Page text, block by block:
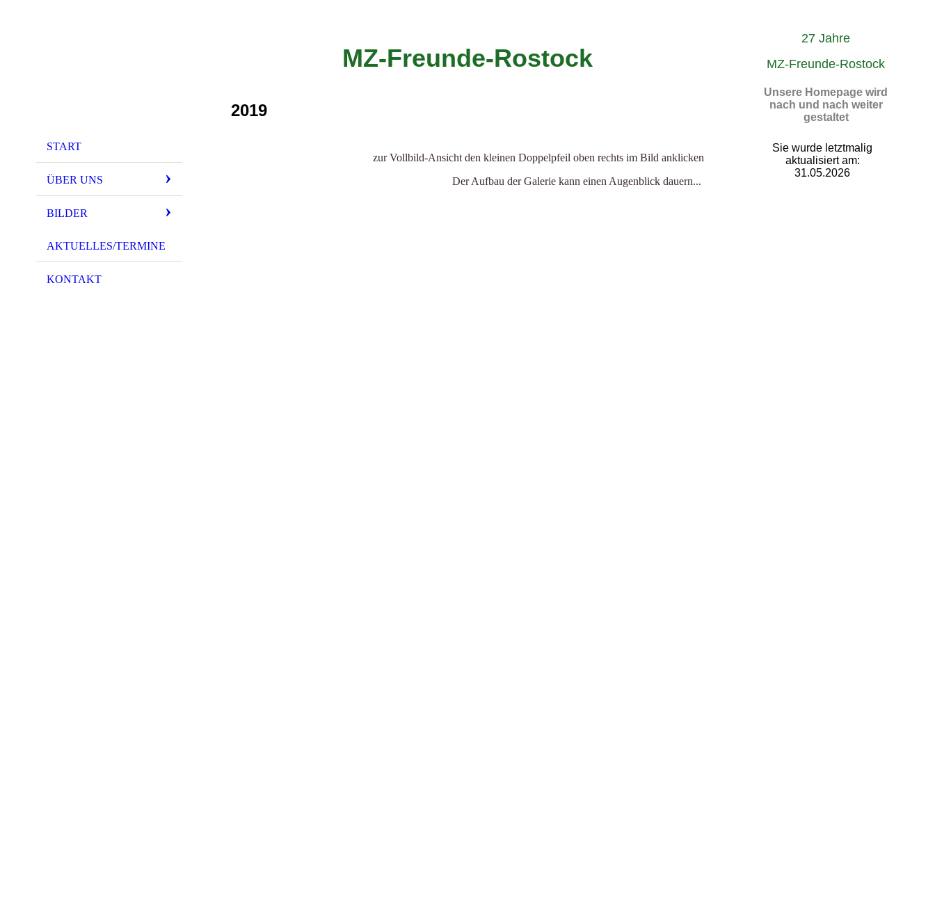
START
ÜBER UNS
BILDER
AKTUELLES/TERMINE
KONTAKT
MZ-Freunde-Rostock
2019
zur Vollbild-Ansicht den kleinen Doppelpfeil oben rechts im Bild anklicken
Der Aufbau der Galerie kann einen Augenblick dauern...
27 Jahre
MZ-Freunde-Rostock
Unsere Homepage wird
nach und nach weiter
gestaltet
Sie wurde letztmalig
aktualisiert am:
31.05.2026